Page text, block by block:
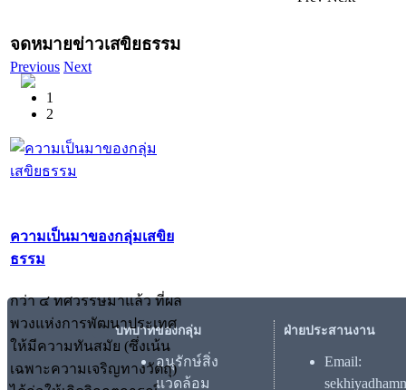
จดหมายข่าวเสขิยธรรม
Previous Next
1
2
ความเป็นมาของกลุ่มเสขิย
ธรรม
กว่า ๔ ทศวรรษมาแล้ว ที่ผล
พวงแห่งการพัฒนาประเทศ
ให้มีความทันสมัย (ซึ่งเน้น
เฉพาะความเจริญทางวัตถุ)
บทบาทของกลุ่ม
อนุรักษ์สิ่ง
แวดล้อม
ฝ่ายประสานงาน
Email: